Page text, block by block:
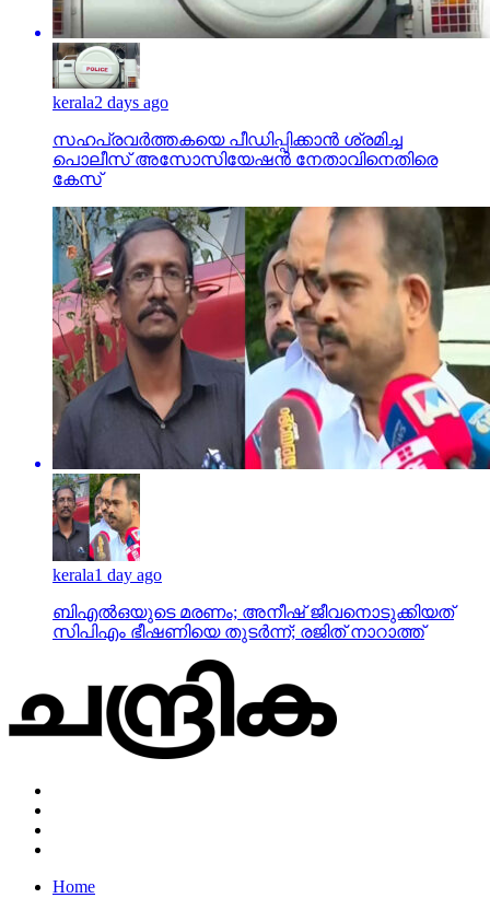
kerala2 days ago
സഹപ്രവര്‍ത്തകയെ പീഡിപ്പിക്കാന്‍ ശ്രമിച്ച
പൊലീസ് അസോസിയേഷന്‍ നേതാവിനെതിരെ
കേസ്
kerala1 day ago
ബിഎല്‍ഒയുടെ മരണം; അനീഷ് ജീവനൊടുക്കിയത്
സിപിഎം ഭീഷണിയെ തുടര്‍ന്ന്; രജിത് നാറാത്ത്
Home